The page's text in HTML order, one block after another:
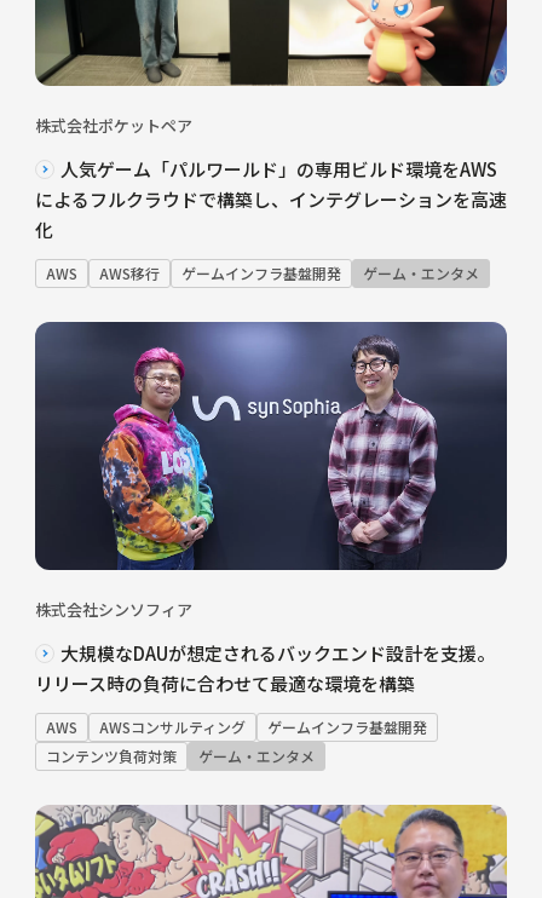
株式会社ポケットペア
人気ゲーム「パルワールド」の専用ビルド環境をAWS
によるフルクラウドで構築し、インテグレーションを高速
化
AWS AWS移行 ゲームインフラ基盤開発 ゲーム・エンタメ
株式会社シンソフィア
大規模なDAUが想定されるバックエンド設計を支援。
リリース時の負荷に合わせて最適な環境を構築
AWS AWSコンサルティング
ゲームインフラ基盤開発
コンテンツ負荷対策
ゲーム・エンタメ